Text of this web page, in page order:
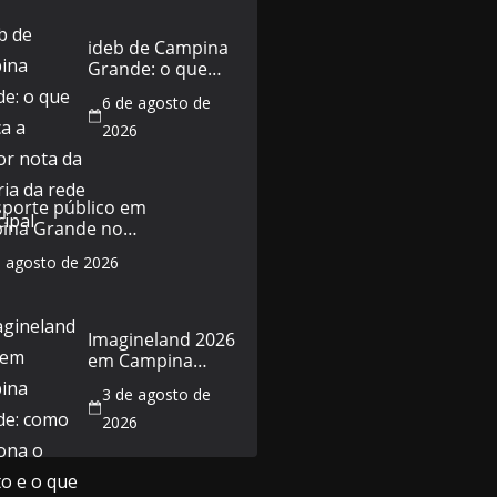
ideb de Campina
Grande: o que
nota da história
da rede municipal
6 de agosto de
2026
público em
Grande no
de 5 de agosto:
e o que
agosto de 2026
Imagineland 2026
em Campina
funciona o evento
e o que esperar
3 de agosto de
2026